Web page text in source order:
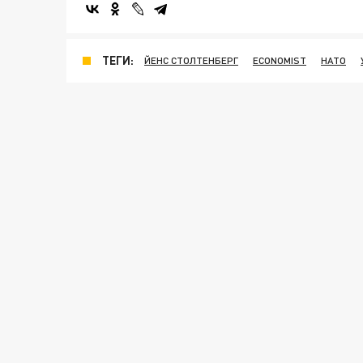
ТЕГИ: ЙЕНС СТОЛТЕНБЕРГ ECONOMIST НАТО